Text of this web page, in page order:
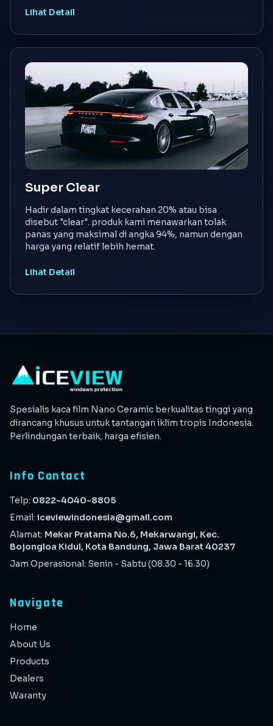
Lihat Detail
Super Clear
Hadir dalam tingkat kecerahan 20% atau bisa
disebut "clear". produk kami menawarkan tolak
panas yang maksimal di angka 94%, namun dengan
harga yang relatif lebih hemat.
Lihat Detail
Spesialis kaca film Nano Ceramic berkualitas tinggi yang
dirancang khusus untuk tantangan iklim tropis Indonesia.
Perlindungan terbaik, harga efisien.
Info Contact
Telp: 0822-4040-8805
Email: iceviewindonesia@gmail.com
Alamat: Mekar Pratama No.6, Mekarwangi, Kec.
Bojongloa Kidul, Kota Bandung, Jawa Barat 40237
Jam Operasional: Senin - Sabtu (08.30 - 16.30)
Navigate
Home
About Us
Products
Dealers
Waranty